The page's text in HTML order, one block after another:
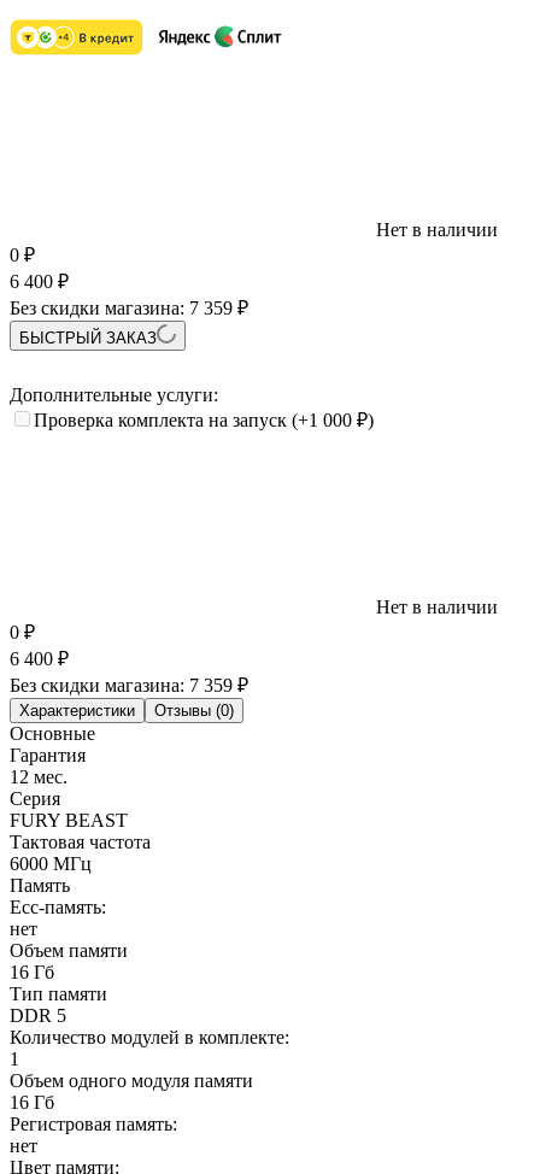
Нет в наличии
0 ₽
6 400 ₽
Без скидки магазина: 7 359 ₽
БЫСТРЫЙ ЗАКАЗ
Дополнительные услуги:
Проверка комплекта на запуск (+1 000 ₽)
Нет в наличии
0 ₽
6 400 ₽
Без скидки магазина: 7 359 ₽
Характеристики Отзывы (0)
Основные
Гарантия
12 мес.
Серия
FURY BEAST
Тактовая частота
6000 МГц
Память
Ecc-память:
нет
Объем памяти
16 Гб
Тип памяти
DDR 5
Количество модулей в комплекте:
1
Объем одного модуля памяти
16 Гб
Регистровая память:
нет
Цвет памяти: